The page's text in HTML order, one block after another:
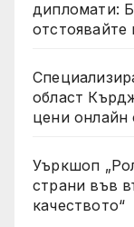
дипломати:
отстоявайте
област
цени онлайн
Уъркшоп
страни във
качеството“